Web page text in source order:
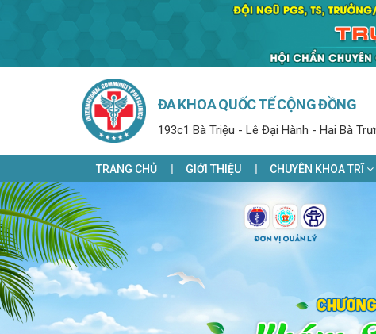
ĐA KHOA QUỐC TẾ CỘNG ĐỒNG
193c1 Bà Triệu - Lê Đại Hành - Hai Bà
TRANG CHỦ GIỚI THIỆU CHUYÊN KHOA TRĨ